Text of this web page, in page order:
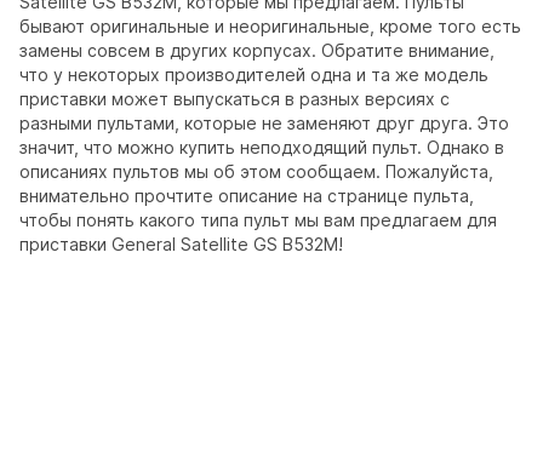
бывают оригинальные и неоригинальные, кроме того есть
замены совсем в других корпусах. Обратите внимание,
что у некоторых производителей одна и та же модель
приставки может выпускаться в разных версиях с
разными пультами, которые не заменяют друг друга. Это
значит, что можно купить неподходящий пульт. Однако в
описаниях пультов мы об этом сообщаем. Пожалуйста,
внимательно прочтите описание на странице пульта,
чтобы понять какого типа пульт мы вам предлагаем для
приставки General Satellite GS B532M!